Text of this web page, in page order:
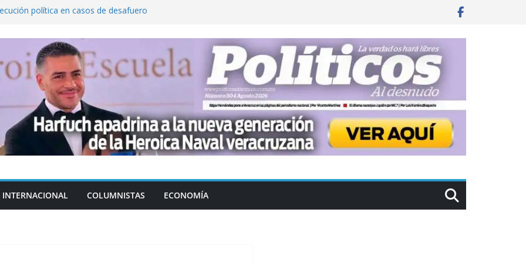
política en casos de desafuero
exgobernador de Guerrero, por
la exportación de aguacate de
Unidos
a escuelas para dejar el esquema
INTERNACIONAL COLUMNISTAS ECONOMÍA